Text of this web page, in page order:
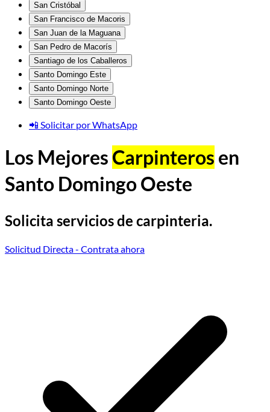
San Cristóbal
San Francisco de Macoris
San Juan de la Maguana
San Pedro de Macorís
Santiago de los Caballeros
Santo Domingo Este
Santo Domingo Norte
Santo Domingo Oeste
📲 Solicitar por WhatsApp
Los Mejores Carpinteros en
Santo Domingo Oeste
Solicita servicios de carpinteria.
Solicitud Directa- Contrata ahora